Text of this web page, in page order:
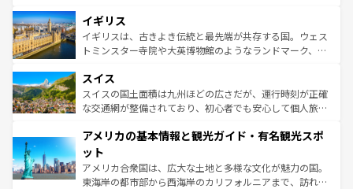
香り高いラベンダー畑など、多彩な楽しみ方が可能だ。さ
らに、パリ以外の地域にも魅力が溢れており、どの街角に
も豊かな歴史と文化が息づいている。パリ以外の個性あふ
を参照してほしい。
顔を持つこの国は、どこを歩いても飽きることがない。ベ
ルリンの文化的活気、バイエルン州のアルプスの絶景、そ
してライン川沿いのワイン畑といった風景は必見。ビール
は、お酒好きな人にはぜひ体験してほしい。 なお、新着の
ドイツ情報はコンテンツ一覧を参照してほしい。
イギリス
イギリスは、古きよき伝統と最先端が共存する国。ウェス
トミンスター寺院や大英博物館のようなランドマーク、歴
リアごとに異なる魅力がある。また、優雅なアフタヌーン
ティー、ビール好きにはたまらない英国パブ、サッカー観
戦など、本場だからこそできる体験も豊富。イギリスを旅
ンツ一覧を参照してほしい。
スイス
スイスの国土面積は九州ほどの広さだが、運行時刻が正確
な交通網が整備されており、初心者でも安心して個人旅行
の建物がそのまま残る町や、スイスならではのユニークな
博物館もあり、アルプス観光だけでなく町歩きも満喫する
ことができる。国民の所得が高いため物価も高いが、旅行
者向けの交通パス提供のサービスもあり、うまく活用すれ
アメリカの基本情報と観光ガイド・有名観光スポ
ット
アメリカ合衆国は、広大な土地と多様な文化が魅力の国。
東海岸の都市部から西海岸のカリフォルニアまで、訪れる